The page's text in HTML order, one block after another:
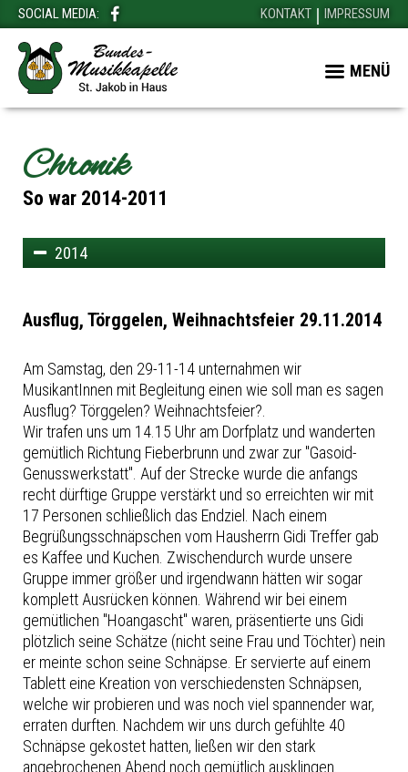
SOCIAL MEDIA: KONTAKT IMPRESSUM
MENÜ
Chronik
So war 2014-2011
2014
Ausflug, Törggelen, Weihnachtsfeier 29.11.2014
Am Samstag, den 29-11-14 unternahmen wir
MusikantInnen mit Begleitung einen wie soll man es sagen
Ausflug? Törggelen? Weihnachtsfeier?.
Wir trafen uns um 14.15 Uhr am Dorfplatz und wanderten
gemütlich Richtung Fieberbrunn und zwar zur "Gasoid-
Genusswerkstatt". Auf der Strecke wurde die anfangs
recht dürftige Gruppe verstärkt und so erreichten wir mit
17 Personen schließlich das Endziel. Nach einem
Begrüßungsschnäpschen vom Hausherrn Gidi Treffer gab
es Kaffee und Kuchen. Zwischendurch wurde unsere
Gruppe immer größer und irgendwann hätten wir sogar
komplett Ausrücken können. Während wir bei einem
gemütlichen "Hoangascht" waren, präsentierte uns Gidi
plötzlich seine Schätze (nicht seine Frau und Töchter) nein
er meinte schon seine Schnäpse. Er servierte auf einem
Tablett eine Kreation von verschiedensten Schnäpsen,
welche wir probieren und was noch viel spannender war,
erraten durften. Nachdem wir uns durch gefühlte 40
Schnäpse gekostet hatten, ließen wir den stark
angebrochenen Abend noch gemütlich ausklingen.